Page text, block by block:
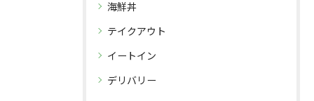
海鮮丼
テイクアウト
イートイン
デリバリー